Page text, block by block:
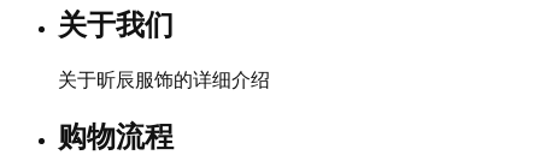
关于我们
关于昕辰服饰的详细介绍
购物流程